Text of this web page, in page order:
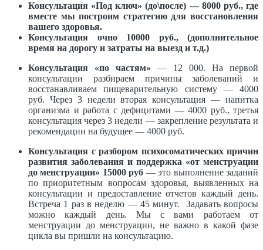
Консультация «Под ключ» (до\после) — 8000 руб., где
вместе мы построим стратегию для восстановления
вашего здоровья.
Консультация очно 10000 руб., (дополнительное
время на дорогу и затраты на выезд и т.д.)
Консультация «по частям» — 12 000. На первой
консультации разбираем причины заболеваний и
восстанавливаем пищеварительную систему — 4000
руб. Через 3 недели вторая консультация — напитка
организма и работа с дефицитами — 4000 руб., третья
консультация через 3 недели — закрепление результата и
рекомендации на будущее — 4000 руб.
Консультация с разбором психосоматических причин
развития заболевания и поддержка «от менструации
до менструации» 15000 руб — это выполнение заданий
по приоритетным вопросам здоровья, выявленных на
консультации и предоставление отчетов каждый день.
Встреча 1 раз в неделю — 45 минут. Задавать вопросы
можно каждый день. Мы с вами работаем от
менструации до менструации, не важно в какой фазе
цикла вы пришли на консультацию.